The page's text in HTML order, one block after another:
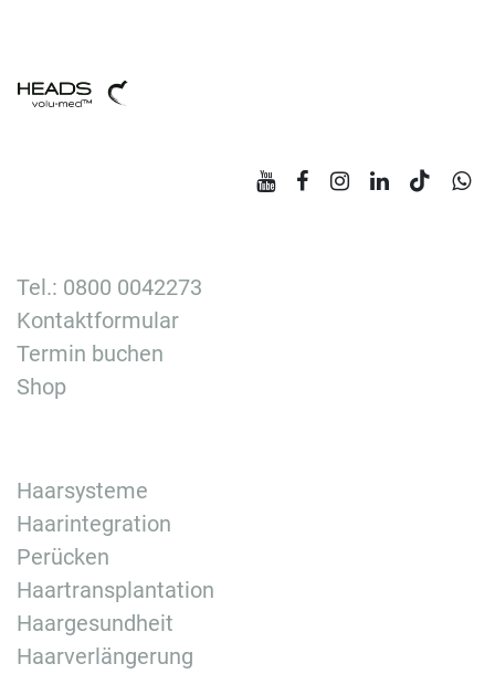
Tel.: 0800 0042273
Kontaktformular
Termin buchen
Shop
Haarsysteme
Haarintegration
Perücken
Haartransplantation
Haargesundheit
Haarverlängerung